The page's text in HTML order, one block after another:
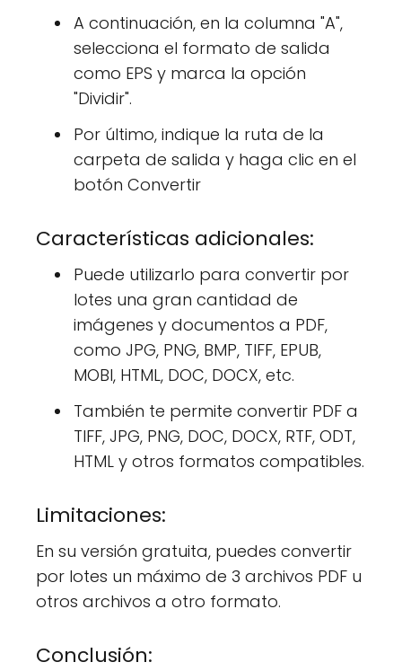
A continuación, en la columna "A",
selecciona el formato de salida
como EPS y marca la opción
"Dividir".
Por último, indique la ruta de la
carpeta de salida y haga clic en el
botón Convertir
Características adicionales:
Puede utilizarlo para convertir por
lotes una gran cantidad de
imágenes y documentos a PDF,
como JPG, PNG, BMP, TIFF, EPUB,
MOBI, HTML, DOC, DOCX, etc.
También te permite convertir PDF a
TIFF, JPG, PNG, DOC, DOCX, RTF, ODT,
HTML y otros formatos compatibles.
Limitaciones:
En su versión gratuita, puedes convertir
por lotes un máximo de 3 archivos PDF u
otros archivos a otro formato.
Conclusión: